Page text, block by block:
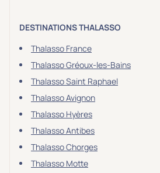
DESTINATIONS THALASSO
Thalasso France
Thalasso Gréoux-les-Bains
Thalasso Saint Raphael
Thalasso Avignon
Thalasso Hyères
Thalasso Antibes
Thalasso Chorges
Thalasso Motte